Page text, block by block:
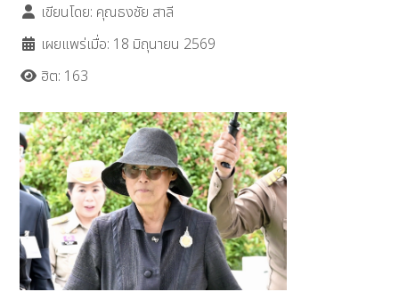
เขียนโดย: คุณธงชัย สาลี
เผยแพร่เมื่อ: 18 มิถุนายน 2569
ฮิต: 163